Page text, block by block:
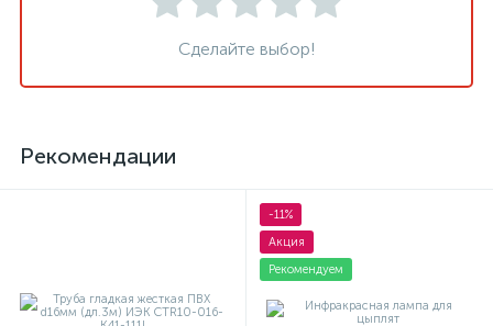
Сделайте выбор!
Рекомендации
-11%
Акция
Рекомендуем